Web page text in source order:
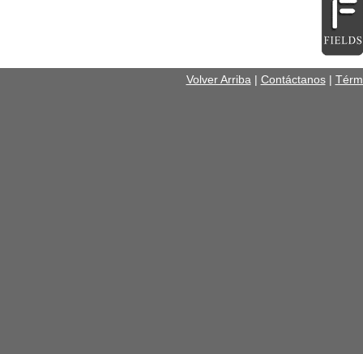
Volver Arriba | Contáctanos|